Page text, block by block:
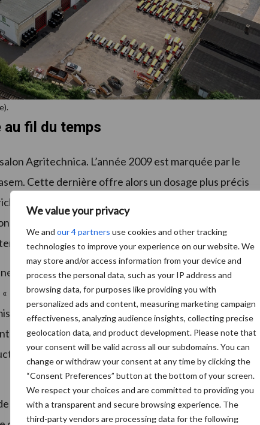
We value your privacy
We and our 4 partners use cookies and other tracking
technologies to improve your experience on our website. We
may store and/or access information from your device and
process the personal data, such as your IP address and
browsing data, for purposes like providing you with
personalized ads and content, measuring marketing campaign
effectiveness, analyzing audience insights, collecting precise
geolocation data, and product development. Please note that
your consent will be valid across all our subdomains. You can
change or withdraw your consent at any time by clicking the
“Consent Preferences” button at the bottom of your screen.
We respect your choices and are committed to providing you
with a transparent and secure browsing experience. The
third-party vendors are processing data for the following
au fil du temps
Agritechnica. L’année 2009 est marquée par le
Cette dernière offre alors un dosage plus précis
a présenté la fertilisation localisée sous la
permet de placer les nutriments
au niveau de la graine.
Aerosem reçoit la distinction de
Intelligent Distribution System » (IDS) assure une
et du jalonnage, avec des économies de semences à
la technologie du semis monograine à un semoir
présente la combinaison courte Fox pour encore
évolutions. L’Aerosem F, en tant que semoir